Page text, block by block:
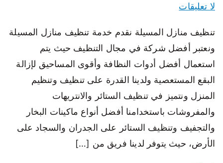
لا تعليقات
تنظيف منازل المسيلة نقدم خدمة تنظيف منازل المسيلة
ونعتبر أفضل شركة في مجال التنظيف حيث يتم
استعمال أفضل أدوات النظافة وأقوى المساحيق لإزالة
البقع المستعصية ولدينا القدرة على تنظيف وتنظيم
المنزل ونتميز في تنظيف الستائر والانتريهات
والمفروشات باستخدامنا أفضل أنواع ماكينات البخار
والتجفيف وتنظيف الستائر على الجدران والسجاد على
الأرض، حيث يتوفر لدينا فريق من […]